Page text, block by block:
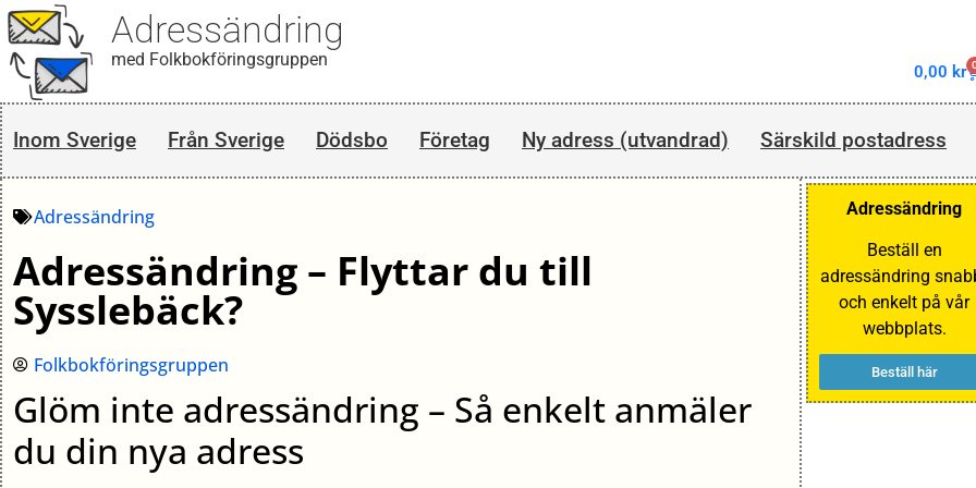
Adressändring
med Folkbokföringsgruppen
0,00 kr
Inom Sverige Från Sverige Dödsbo Företag Ny adress (utvandrad) Särskild postadress
Adressändring
Adressändring – Flyttar du till
Sysslebäck?
Folkbokföringsgruppen
Glöm inte adressändring – Så enkelt anmäler
du din nya adress
Adressändring
Beställ en
adressändring
och enkelt på vår
webbplats.
Beställ här